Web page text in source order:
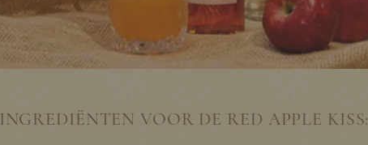
INGREDIËNTEN VOOR DE RED APPLE KISS: